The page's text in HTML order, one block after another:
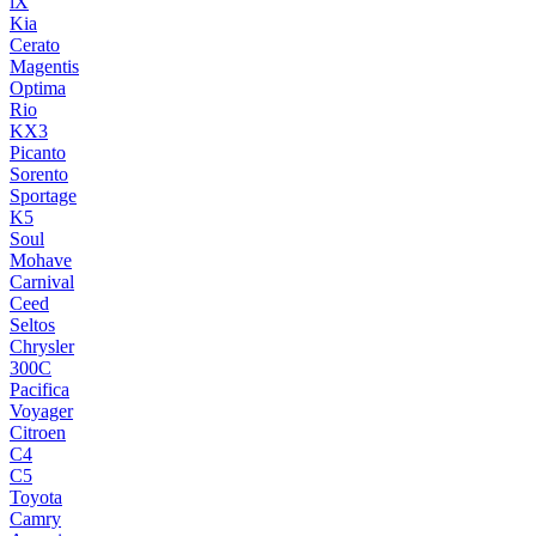
Kia
Cerato
Magentis
Optima
Rio
KX3
Picanto
Sorento
Sportage
K5
Soul
Mohave
Carnival
Ceed
Seltos
Chrysler
300C
Pacifica
Voyager
Citroen
C4
C5
Toyota
Camry